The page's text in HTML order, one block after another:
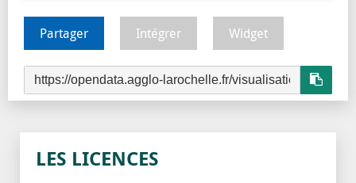
Partager Intégrer Widget
LES LICENCES